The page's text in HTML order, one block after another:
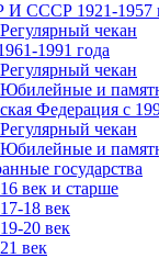
СССР 1921-1957
чекан
1991 года
чекан
и
Федерация с
чекан
и
государства
век и старше
18 век
20 век
век